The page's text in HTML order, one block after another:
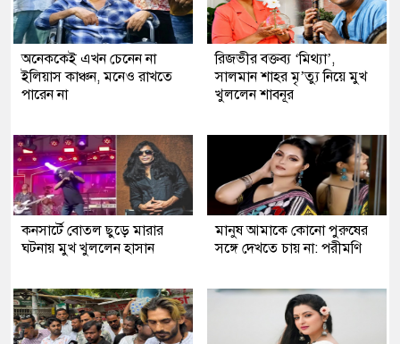
অনেককেই এখন চেনেন না
ইলিয়াস কাঞ্চন, মনেও রাখতে
পারেন না
রিজভীর বক্তব্য ‘মিথ্যা’,
সালমান শাহর মৃ’ত্যু নিয়ে মুখ
খুললেন শাবনূর
কনসার্টে বোতল ছুড়ে মারার
ঘটনায় মুখ খুললেন হাসান
মানুষ আমাকে কোনো পুরুষের
সঙ্গে দেখতে চায় না: পরীমণি